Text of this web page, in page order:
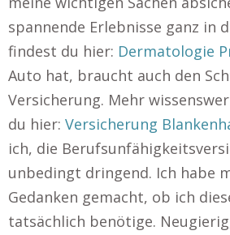
spannende Erlebnisse ganz in
findest du hier: Dermatologie
Auto hat, braucht auch den
Versicherung. Mehr
du hier: Versicherung
ich, die
unbedingt dringend. Ich habe
Gedanken gemacht, ob ich
tatsächlich benötige.